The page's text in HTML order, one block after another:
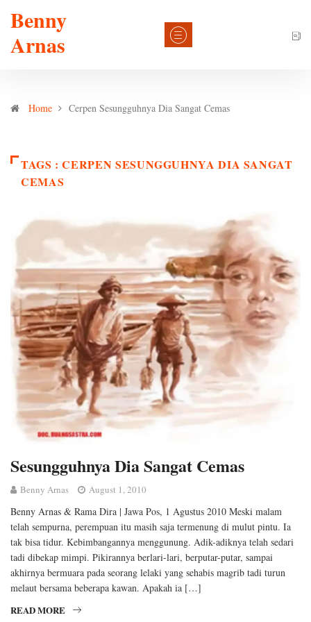
Benny
Arnas
Home Cerpen Sesungguhnya Dia Sangat Cemas
TAGS : CERPEN SESUNGGUHNYA DIA SANGAT
CEMAS
Sesungguhnya Dia Sangat Cemas
Benny Arnas August 1, 2010
Benny Arnas & Rama Dira | Jawa Pos, 1 Agustus 2010 Meski malam
telah sempurna, perempuan itu masih saja termenung di mulut pintu. Ia
tak bisa tidur. Kebimbangannya menggunung. Adik-adiknya telah sedari
tadi dibekap mimpi. Pikirannya berlari-lari, berputar-putar, sampai
akhirnya bermuara pada seorang lelaki yang sehabis magrib tadi turun
melaut bersama beberapa kawan. Apakah ia […]
READ MORE